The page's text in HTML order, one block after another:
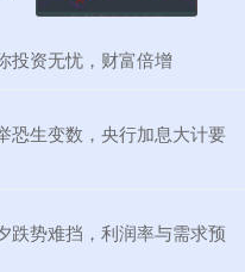
投资无忧，财富倍增
恐生变数，央行加息大计要
跌势难挡，利润率与需求预